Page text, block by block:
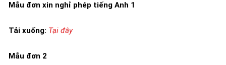
Mẫu đơn xin nghỉ phép tiếng Anh 1
Tải xuống: Tại đây
Mẫu đơn 2